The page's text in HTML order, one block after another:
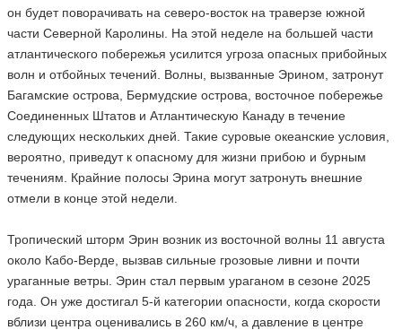
он будет поворачивать на северо-восток на траверзе южной
части Северной Каролины. На этой неделе на большей части
атлантического побережья усилится угроза опасных прибойных
волн и отбойных течений. Волны, вызванные Эрином, затронут
Багамские острова, Бермудские острова, восточное побережье
Соединенных Штатов и Атлантическую Канаду в течение
следующих нескольких дней. Такие суровые океанские условия,
вероятно, приведут к опасному для жизни прибою и бурным
течениям. Крайние полосы Эрина могут затронуть внешние
отмели в конце этой недели.
Тропический шторм Эрин возник из восточной волны 11 августа
около Кабо-Верде, вызвав сильные грозовые ливни и почти
ураганные ветры. Эрин стал первым ураганом в сезоне 2025
года. Он уже достигал 5-й категории опасности, когда скорости
вблизи центра оценивались в 260 км/ч, а давление в центре